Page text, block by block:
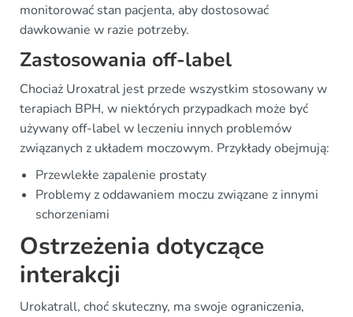
monitorować stan pacjenta, aby dostosować
dawkowanie w razie potrzeby.
Zastosowania off-label
Chociaż Uroxatral jest przede wszystkim stosowany w
terapiach BPH, w niektórych przypadkach może być
używany off-label w leczeniu innych problemów
związanych z układem moczowym. Przykłady obejmują:
Przewlekłe zapalenie prostaty
Problemy z oddawaniem moczu związane z innymi
schorzeniami
Ostrzeżenia dotyczące
interakcji
Urokatrall, choć skuteczny, ma swoje ograniczenia,